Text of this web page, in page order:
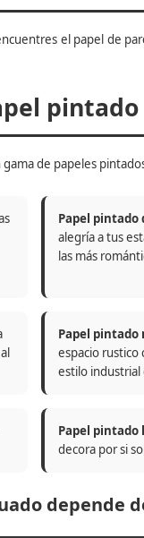
el papel de
pintado
de papeles
Papel pintado
alegría a tus
las más
Papel pintado
espacio rustico
estilo industrial
Papel pintado
decora por si
depende